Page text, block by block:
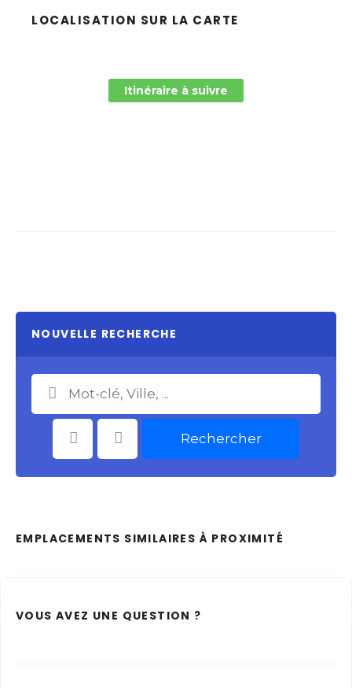
LOCALISATION SUR LA CARTE
Itinéraire à suivre
NOUVELLE RECHERCHE
Catégories Choisir le Lieu Rechercher
EMPLACEMENTS SIMILAIRES À PROXIMITÉ
VOUS AVEZ UNE QUESTION ?